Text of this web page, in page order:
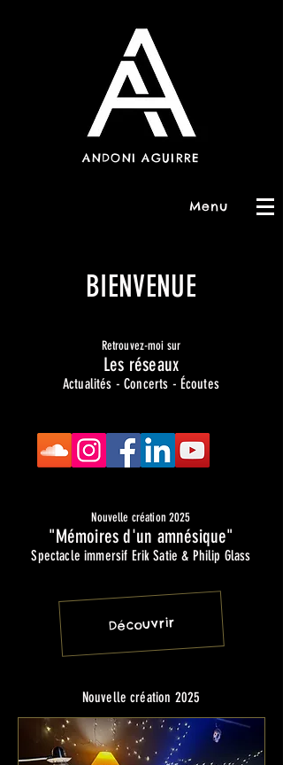
ANDONI AGUIRRE
Menu
BIENVENUE
Retrouvez-moi sur
Les réseaux
Actualités - Concerts - Écoutes
Nouvelle création 2025
"Mémoires d'un amnésique"
Spectacle immersif Erik Satie & Philip Glass
Découvrir
Nouvelle création 2025